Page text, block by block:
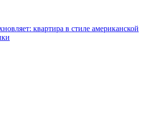
квартира в стиле американской